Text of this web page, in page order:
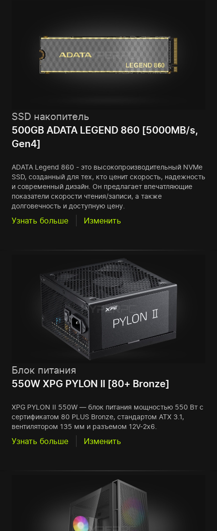
SSD накопитель
500GB ADATA LEGEND 860 [5000MB/s,
Gen4]
ADATA Legend 860 - это высокопроизводительный NVMe
SSD, созданный для тех, кто ценит скорость, надежность
и современный дизайн. Он предлагает впечатляющие
показатели скорости чтения/записи, а также
долговечность и доступную цену.
Узнать больше Изменить
Блок питания
550W XPG PYLON II [80+ Bronze]
XPG PYLON II 550W — блок питания мощностью 550 Вт с
сертификатом 80 PLUS Bronze, стандартом ATX 3.1,
вентилятором 135 мм и разъемом 12V-2x6.
Узнать больше Изменить